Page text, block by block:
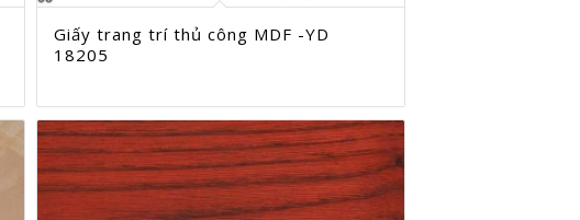
Giấy trang trí thủ công MDF -YD
18205